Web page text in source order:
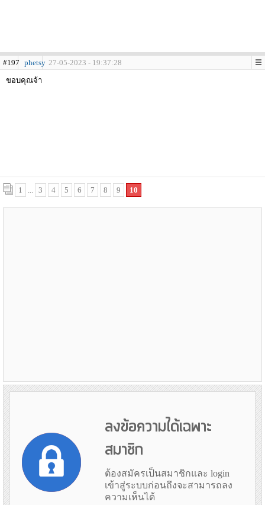
#197 phetsy 27-05-2023 - 19:37:28
ขอบคุณจ้า
1 ... 3 4 5 6 7 8 9 10
ลงข้อความได้เฉพาะ
สมาชิก
ต้องสมัครเป็นสมาชิกและ login
เข้าสู่ระบบก่อนถึงจะสามารถลง
ความเห็นได้